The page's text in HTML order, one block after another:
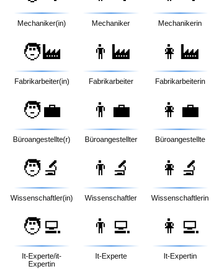
Mechaniker(in) Mechaniker Mechanikerin
🧑‍🏭
Fabrikarbeiter(in)
👨‍🏭
Fabrikarbeiter
👩‍🏭
Fabrikarbeiterin
🧑‍💼
Büroangestellte(r)
👨‍💼
Büroangestellter
👩‍💼
Büroangestellte
🧑‍🔬
Wissenschaftler(in)
👨‍🔬
Wissenschaftler
👩‍🔬
Wissenschaftlerin
🧑‍💻
It-Experte/it-
Expertin
👨‍💻
It-Experte
👩‍💻
It-Expertin